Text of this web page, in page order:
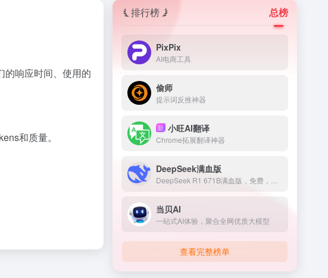
的响应时间、使用的
和质量。
排行榜 总榜
PixPix
AI电商工具
偷师
提示词反推神器
新 小旺AI翻译
Chrome拓展翻译神器
DeepSeek满血版
当贝AI
一站式AI体验，聚合全网优质大模型
查看完整榜单